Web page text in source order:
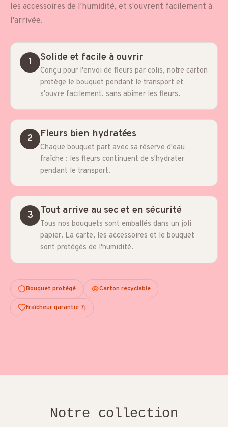
les accessoires de l'humidité, et s'ouvrent facilement à
l'arrivée.
1 Solide et facile à ouvrir
Conçu pour l'envoi de fleurs par colis, notre carton
protège le bouquet pendant le transport et
s'ouvre facilement, sans abîmer les fleurs.
2 Fleurs bien hydratées
Chaque bouquet part avec sa réserve d'eau
fraîche : les fleurs continuent de s'hydrater
pendant le transport.
3 Tout arrive au sec et en sécurité
Tous nos bouquets sont emballés dans un joli
papier. La carte, les accessoires et le bouquet
sont protégés de l'humidité.
Bouquet protégé Carton recyclable
Fraîcheur garantie 7j
Notre collection